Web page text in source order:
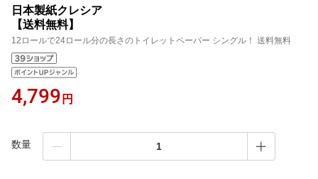
日本製紙クレシア
【送料無料】
12ロールで24ロール分の長さのトイレットペーパー シングル！ 送料無料
4,799 円
数量